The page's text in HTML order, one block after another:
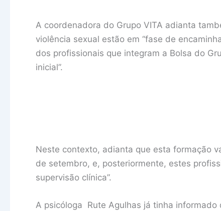
A coordenadora do Grupo VITA adianta
violência sexual estão em “fase de
dos profissionais que integram a Bolsa do
inicial”.
Neste contexto, adianta que esta formação
de setembro, e, posteriormente, estes
supervisão clínica”.
A psicóloga Rute Agulhas já tinha